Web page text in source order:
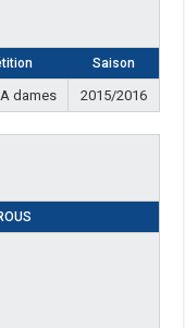
Saison
dames 2015/2016